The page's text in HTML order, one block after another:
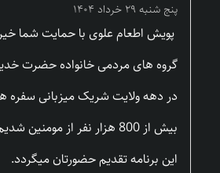
پنج شنبه ۲۹ خرداد ۱۴۰۴
پویش اطعام علوی با حمایت شما
گروه های مردمی خانواده حضرت
در دهه ولایت شریک میزبانی سفره
بیش از 800 هزار نفر از
این برنامه تقدیم حضورتان میگردد.